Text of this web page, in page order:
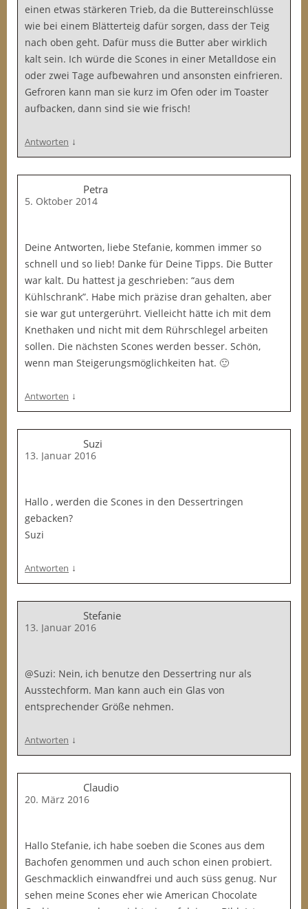
einen etwas stärkeren Trieb, da die Buttereinschlüsse
wie bei einem Blätterteig dafür sorgen, dass der Teig
nach oben geht. Dafür muss die Butter aber wirklich
kalt sein. Ich würde die Scones in einer Metalldose ein
oder zwei Tage aufbewahren und ansonsten einfrieren.
Gefroren kann man sie kurz im Ofen oder im Toaster
aufbacken, dann sind sie wie frisch!
Antworten ↓
Petra
5. Oktober 2014
Deine Antworten, liebe Stefanie, kommen immer so
schnell und so lieb! Danke für Deine Tipps. Die Butter
war kalt. Du hattest ja geschrieben: “aus dem
Kühlschrank”. Habe mich präzise dran gehalten, aber
sie war gut untergerührt. Vielleicht hätte ich mit dem
Knethaken und nicht mit dem Rührschlegel arbeiten
sollen. Die nächsten Scones werden besser. Schön,
wenn man Steigerungsmöglichkeiten hat. 🙂
Antworten ↓
Suzi
13. Januar 2016
Hallo , werden die Scones in den Dessertringen
gebacken?
Suzi
Antworten ↓
Stefanie
13. Januar 2016
@Suzi: Nein, ich benutze den Dessertring nur als
Ausstechform. Man kann auch ein Glas von
entsprechender Größe nehmen.
Antworten ↓
Claudio
20. März 2016
Hallo Stefanie, ich habe soeben die Scones aus dem
Bachofen genommen und auch schon einen probiert.
Geschmacklich einwandfrei und auch süss genug. Nur
sehen meine Scones eher wie American Chocolate